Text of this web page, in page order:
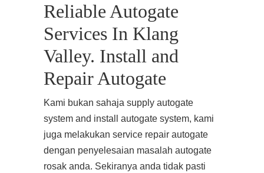
Reliable Autogate
Services In Klang
Valley. Install and
Repair Autogate
Kami bukan sahaja supply autogate
system and install autogate system, kami
juga melakukan service repair autogate
dengan penyelesaian masalah autogate
rosak anda. Sekiranya anda tidak pasti